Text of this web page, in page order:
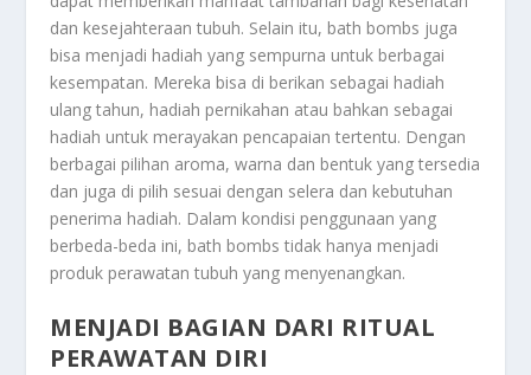
dan kesejahteraan tubuh. Selain itu, bath bombs juga
bisa menjadi hadiah yang sempurna untuk berbagai
kesempatan. Mereka bisa di berikan sebagai hadiah
ulang tahun, hadiah pernikahan atau bahkan sebagai
hadiah untuk merayakan pencapaian tertentu. Dengan
berbagai pilihan aroma, warna dan bentuk yang tersedia
dan juga di pilih sesuai dengan selera dan kebutuhan
penerima hadiah. Dalam kondisi penggunaan yang
berbeda-beda ini, bath bombs tidak hanya menjadi
produk perawatan tubuh yang menyenangkan.
MENJADI BAGIAN DARI RITUAL
PERAWATAN DIRI